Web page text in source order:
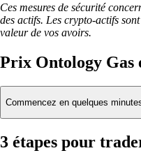
Ces mesures de sécurité
des actifs. Les crypto-actifs
valeur de vos avoirs.
Prix Ontology Gas
Commencez en quelques
3 étapes pour